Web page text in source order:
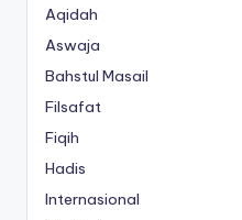
Aqidah
Aswaja
Bahstul Masail
Filsafat
Fiqih
Hadis
Internasional